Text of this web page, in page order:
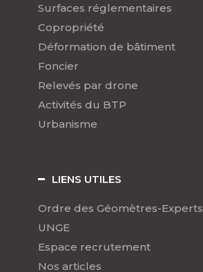
Surfaces réglementaires
Copropriété
Déformation de bâtiment
Foncier
Relevés par drone
Activités du BTP
Urbanisme
LIENS UTILES
Ordre des Géomètres-Experts
UNGE
Espace recrutement
Nos articles